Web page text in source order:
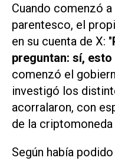
Cuando comenzó
parentesco, el
en su cuenta de X: "
preguntan: sí,
comenzó el
investigó los
acorralaron, con
de la criptomoneda
Según había